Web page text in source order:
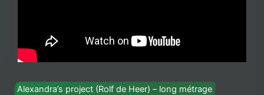
Alexandra’s project (Rolf de Heer) – long métrage